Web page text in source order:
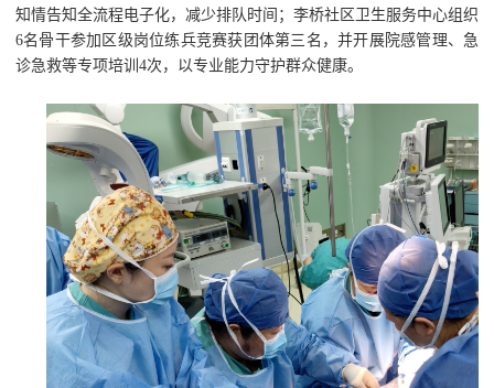
知情告知全流程电子化，减少排队时间；李桥社区卫生服务中心组织
6名骨干参加区级岗位练兵竞赛获团体第三名，并开展院感管理、急
诊急救等专项培训4次，以专业能力守护群众健康。